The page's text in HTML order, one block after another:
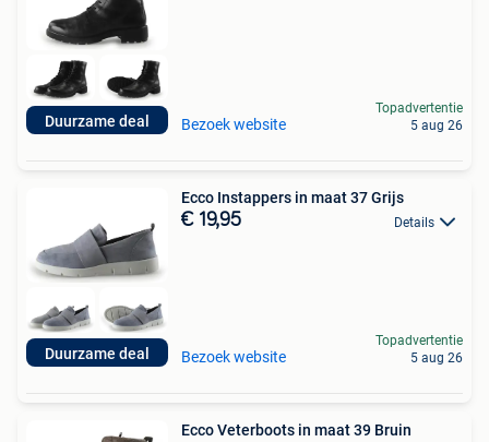
Duurzame deal Bezoek website
Topadvertentie
5 aug 26
Duurzame deal
Ecco Instappers in maat 37 Grijs
€ 19,95 Details
Bezoek website
Topadvertentie
5 aug 26
Ecco Veterboots in maat 39 Bruin